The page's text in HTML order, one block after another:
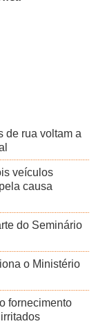
de rua voltam a
veículos
causa
do Seminário
o Ministério
fornecimento